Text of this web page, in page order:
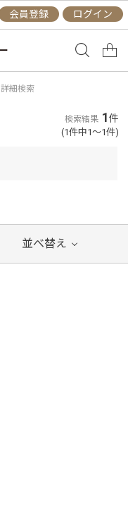
会員登録 ログイン
詳細検索
検索結果 1件
(1件中1～1件)
並べ替え